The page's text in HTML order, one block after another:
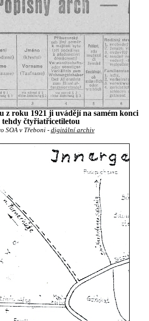
z roku 1921 ji uvádějí na samém konci
tehdy čtyřiatřicetiletou
SOA v Třeboni - digitální archiv